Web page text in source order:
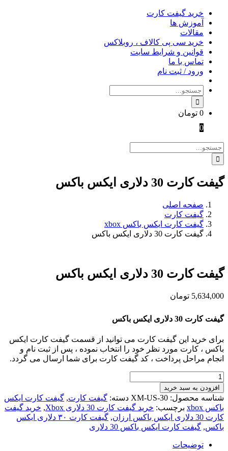
Skip
content
خرید گیفت کارت
آموزش ها
مقالات
خرید سی پی کالاف ، روبلاکس
قوانین و شرایط سایت
تماس با ما
ورود / ثبت نام
جستجو
برای:
0 تومان
0
جستجو
برای:
گیفت کارت 30 دلاری ایکس باکس
صفحه اصلی
گیفت کارت
گیفت کارت ایکس باکس xbox
گیفت کارت 30 دلاری ایکس باکس
گیفت کارت 30 دلاری ایکس باکس
5,634,000 تومان
گیفت کارت 30 دلاری ایکس باکس
برای خرید این گیفت کارت می توانید از قسمت گیفت کارت ایکس
باکس ، کارت مورد نظر خود را انتخاب نموده ، پس از ثبت نام و
انجام مراحل پرداخت ، کد گیفت کارت برای شما ارسال می گردد.
گیفت
کارت
30
دلاری
ایکس
باکس
عدد
افزودن به سبد خرید
شناسه محصول: XM-US-30 دسته: گیفت کارت, گیفت کارت ایکس
باکس xbox
برچسب: خرید گیفت کارت 30 دلاری Xbox , خرید گیفت
کارت 30 دلاری ایکس باکس ارزان
,
گیفت کارت ۳۰ دلاری ایکس
باکس, گیفت کارت ایکس باکس 30 دلاری
توضیحات